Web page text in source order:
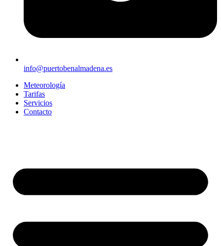
info@puertobenalmadena.es
Meteorología
Tarifas
Servicios
Contacto